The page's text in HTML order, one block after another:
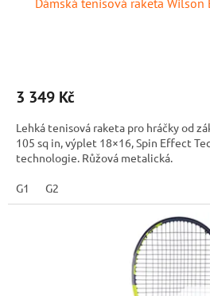
3 349 Kč
Lehká tenisová raketa pro hráčky od
105 sq in, výplet 18×16, Spin Effect
technologie. Růžová metalická.
G1 G2